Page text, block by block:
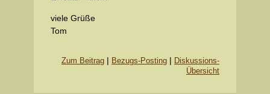
viele Grüße
Tom
Zum Beitrag | Bezugs-Posting | Diskussions-
Übersicht